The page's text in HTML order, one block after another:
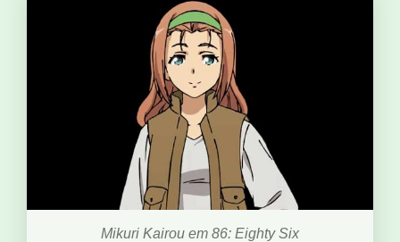
Mikuri Kairou em 86: Eighty Six